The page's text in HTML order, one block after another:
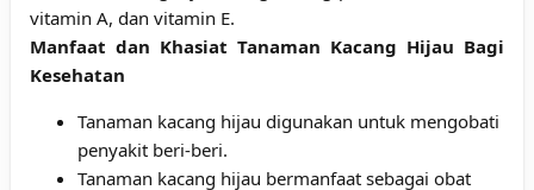
vitamin A, dan vitamin E.
Manfaat dan Khasiat Tanaman Kacang Hijau Bagi
Kesehatan
Tanaman kacang hijau digunakan untuk mengobati
penyakit beri-beri.
Tanaman kacang hijau bermanfaat sebagai obat